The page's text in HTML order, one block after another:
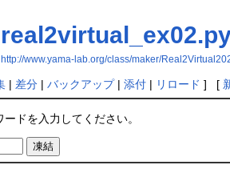
http://www.yama-lab.org/class/maker/
| 差分| バックアップ| 添付| リロード ] [
ドを入力してください。